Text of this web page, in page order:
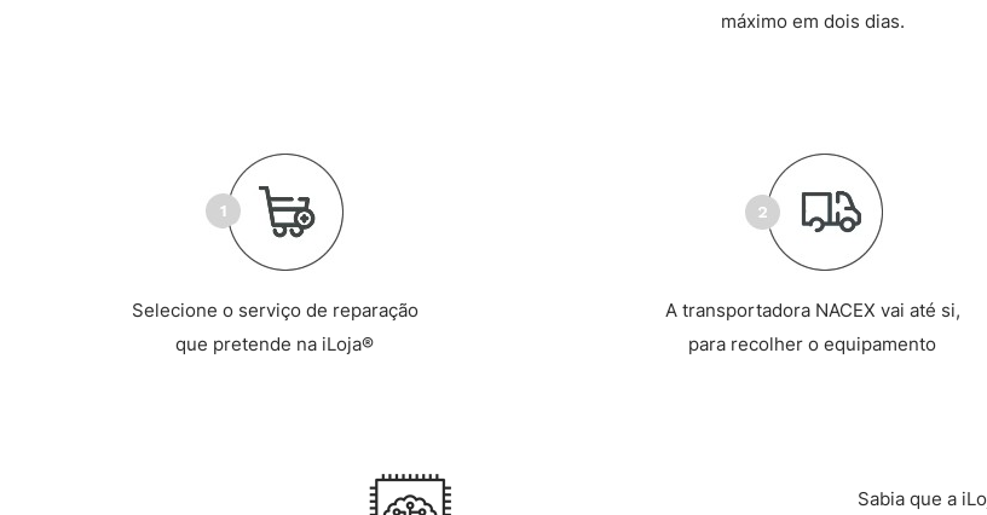
máximo em dois dias.
Selecione o serviço de reparação
que pretende na iLoja®
A transportadora NACEX vai até si,
para recolher o equipamento
Sabia que a